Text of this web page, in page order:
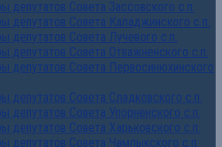
депутатов Совета Зассовского с.п.
депутатов Совета Каладжинского с.п.
депутатов Совета Лучевого с.п.
депутатов Совета Отважненского с.п.
депутатов Совета Первосинюхинского
депутатов Совета Сладковского с.п.
депутатов Совета Упорненского с.п.
депутатов Совета Харьковского с.п.
депутатов Совета Чамлыкского с.п.